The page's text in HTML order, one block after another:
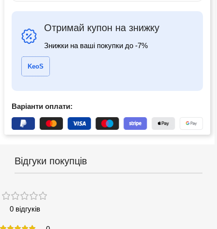
Отримай купон на знижку
Знижки на ваші покупки до -7%
KeoS
Варіанти оплати:
Відгуки покупців
0 відгуків